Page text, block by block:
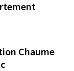
Chaume